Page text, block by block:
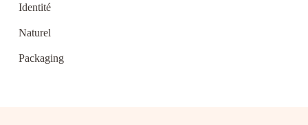
Identité
Naturel
Packaging